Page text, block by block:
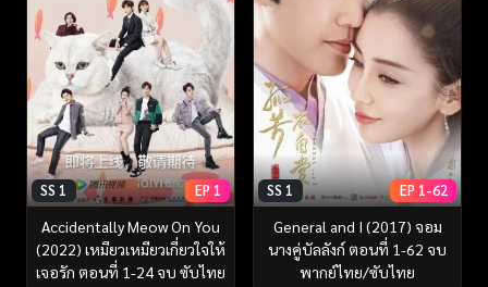
SS 1 EP 1
Accidentally Meow On You
(2022) เหมียวเหมียวเกี่ยวใจให้
เจอรัก ตอนที่ 1-24 จบ ซับไทย
SS 1 EP 1-62
General and I (2017) จอม
นางคู่บัลลังก์ ตอนที่ 1-62 จบ
พากย์ไทย/ซับไทย